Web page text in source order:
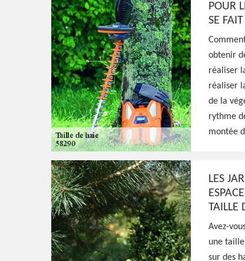
Hoerter Joseph Elagage 58
Entreprise
Vandenesse
Excellent jardinier à Vandenesse
une taille de formation, d'entretien, ou
haies, prestation de qualité et main-
Voir Nos Realisations
POUR
SE
obtenir
réaliser
réaliser
de la
rythme
montée
LES
TAILLE
Avez-
une
sur des